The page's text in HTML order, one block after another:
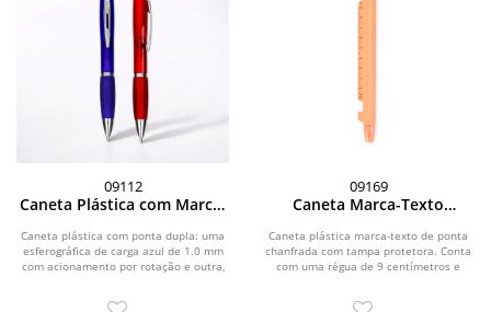
09112
Caneta Plástica com Marca-
Caneta plástica com ponta dupla: uma
esferográfica de carga azul de 1.0 mm
com acionamento por rotação e outra,
09169
Caneta Marca-Texto
Caneta plástica marca-texto de ponta
chanfrada com tampa protetora. Conta
com uma régua de 9 centímetros e